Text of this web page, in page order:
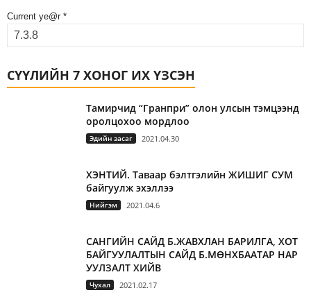
Current ye@r *
СҮҮЛИЙН 7 ХОНОГ ИХ ҮЗСЭН
Тамирчид “Гранпри” олон улсын тэмцээнд
оролцохоо мордлоо
Эдийн засаг 2021.04.30
ХЭНТИЙ. Таваар бэлтгэлийн ЖИШИГ СУМ
байгуулж эхэллээ
Нийгэм 2021.04.6
САНГИЙН САЙД Б.ЖАВХЛАН БАРИЛГА, ХОТ
БАЙГУУЛАЛТЫН САЙД Б.МӨНХБААТАР НАР
УУЛЗАЛТ ХИЙВ
Чухал 2021.02.17